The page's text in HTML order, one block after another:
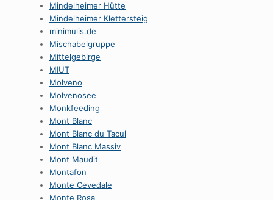
Mindelheimer Hütte
Mindelheimer Klettersteig
minimulis.de
Mischabelgruppe
Mittelgebirge
MIUT
Molveno
Molvenosee
Monkfeeding
Mont Blanc
Mont Blanc du Tacul
Mont Blanc Massiv
Mont Maudit
Montafon
Monte Cevedale
Monte Rosa